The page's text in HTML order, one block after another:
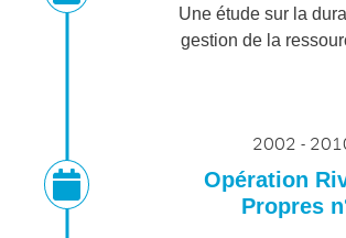
Une étude sur la
gestion de la
2002 -
Opération
Propres